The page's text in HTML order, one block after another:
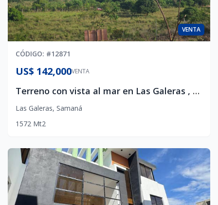
VENTA
CÓDIGO: #12871
VENTA
US$ 142,000
Terreno con vista al mar en Las Galeras , Samaná
Las Galeras, Samaná
1572 Mt2